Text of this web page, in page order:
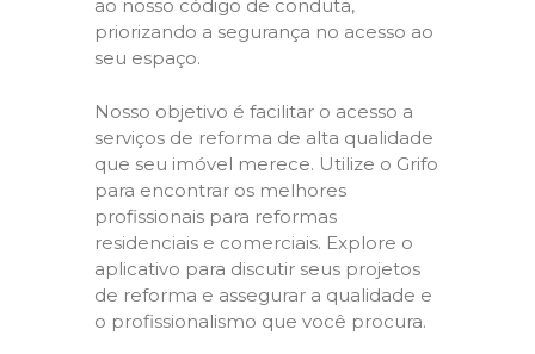
ao nosso código de conduta,
priorizando a segurança no acesso ao
seu espaço.
Nosso objetivo é facilitar o acesso a
serviços de reforma de alta qualidade
que seu imóvel merece. Utilize o Grifo
para encontrar os melhores
profissionais para reformas
residenciais e comerciais. Explore o
aplicativo para discutir seus projetos
de reforma e assegurar a qualidade e
o profissionalismo que você procura.